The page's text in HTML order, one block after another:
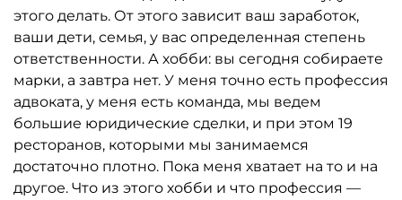
этого делать. От этого зависит ваш заработок,
ваши дети, семья, у вас определенная степень
ответственности. А хобби: вы сегодня собираете
марки, а завтра нет. У меня точно есть профессия
адвоката, у меня есть команда, мы ведем
большие юридические сделки, и при этом 19
ресторанов, которыми мы занимаемся
достаточно плотно. Пока меня хватает на то и на
другое. Что из этого хобби и что профессия —